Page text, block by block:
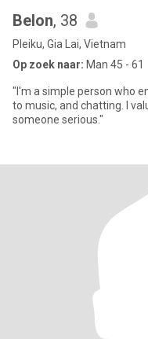
Belon, 38
Pleiku, Gia Lai, Vietnam
Op zoek naar: Man 45 - 61
"I'm a simple person who
to music, and chatting. I
someone serious."